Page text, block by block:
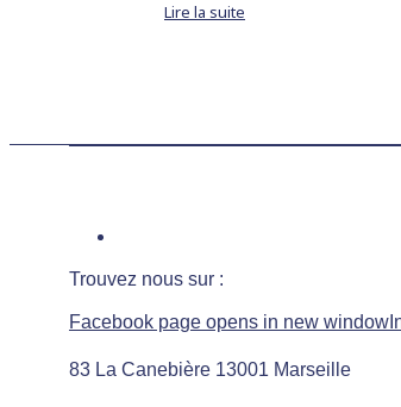
Lire la suite
Trouvez nous sur :
Facebook page opens in new window
83 La Canebière 13001 Marseille